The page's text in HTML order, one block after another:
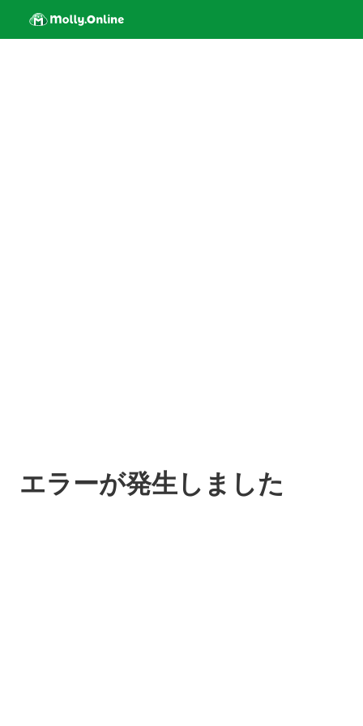
エラーが発生しました